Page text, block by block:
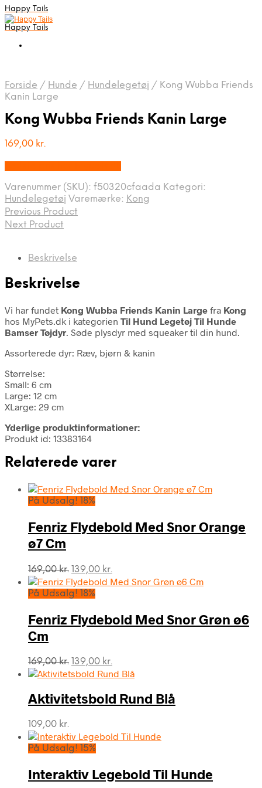
Happy Tails
Happy Tails
Forside / Hunde / Hundelegetøj / Kong Wubba Friends
Kanin Large
Kong Wubba Friends Kanin Large
169,00 kr.
Varenummer (SKU): f50320cfaada Kategori:
Hundelegetøj Varemærke: Kong
Previous Product
Next Product
Beskrivelse
Beskrivelse
Vi har fundet Kong Wubba Friends Kanin Large fra Kong
hos MyPets.dk i kategorien Til Hund Legetøj Til Hunde
Bamser Tøjdyr. Søde plysdyr med squeaker til din hund.
Assorterede dyr: Ræv, bjørn & kanin
Størrelse:
Small: 6 cm
Large: 12 cm
XLarge: 29 cm
Yderlige produktinformationer:
Produkt id: 13383164
Relaterede varer
På Udsalg! 18%
Fenriz Flydebold Med Snor Orange
ø7 Cm
169,00kr. Den
oprindelige
pris
169,00 kr..
139,00 kr.
aktuelle
139,00 kr..
På Udsalg! 18%
Fenriz Flydebold Med Snor Grøn ø6
Cm
169,00kr. Den
oprindelige
var:
169,00 kr..
139,00 kr.
aktuelle
er:
139,00 kr..
Aktivitetsbold Rund Blå
109,00 kr.
På Udsalg! 15%
Interaktiv Legebold Til Hunde